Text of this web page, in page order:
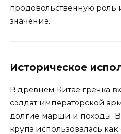
продовольственную роль
значение.
Историческое
В древнем Китае гречка
солдат императорской
долгие марши и походы.
крупа использовалась